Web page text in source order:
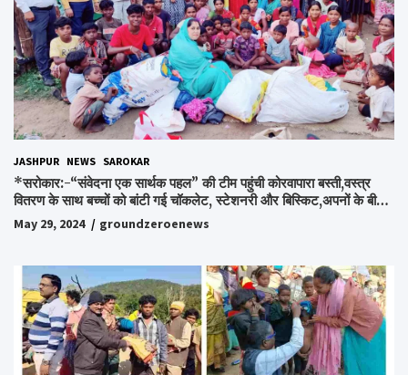
JASHPUR NEWS SAROKAR
*सरोकार:-“संवेदना एक सार्थक पहल” की टीम पहुंची कोरवापारा बस्ती,वस्त्र
वितरण के साथ बच्चों को बांटी गई चॉकलेट, स्टेशनरी और बिस्किट,अपनों के बीच
अपनों को पाकर भाव विभोर हुए लोग,संवेदना समूह के संस्थापक स्व.विश्वबंधु को
किया गया याद,समाजसेवी और समूह के लोगों ने रखी अपनी राय,कहा स्व.शर्मा के
May 29, 2024 groundzeroenews